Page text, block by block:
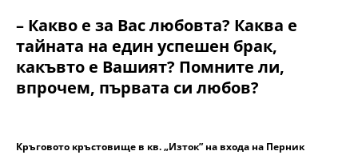
– Какво е за Вас любовта? Каква е
тайната на един успешен брак,
какъвто е Вашият? Помните ли,
впрочем, първата си любов?
Кръговото кръстовище в кв. „Изток” на входа на Перник